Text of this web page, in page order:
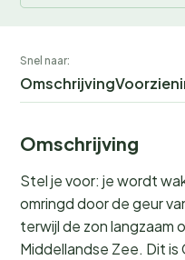
Snel naar:
Omschrijving
Omschrijving
Stel je voor: je wordt
omringd door de geur
terwijl de zon langzaam
Middellandse Zee. Dit is